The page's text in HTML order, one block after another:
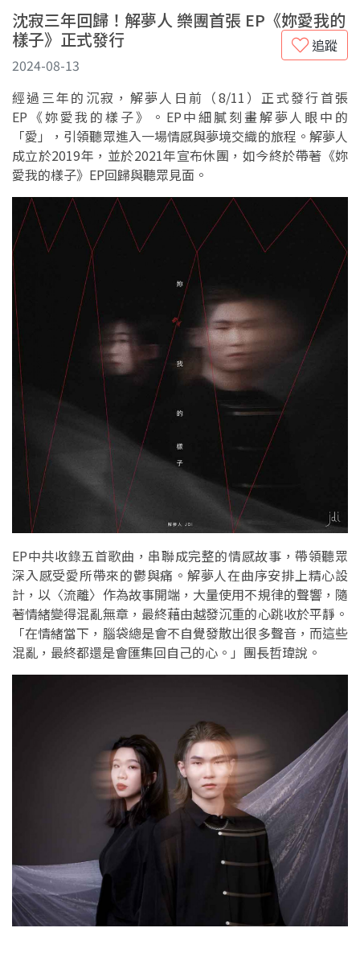
沈寂三年回歸！解夢人 樂團首張 EP《妳愛我的
樣子》正式發行
追蹤
2024-08-13
經過三年的沉寂，解夢人日前（8/11）正式發行首張
EP《妳愛我的樣子》。EP中細膩刻畫解夢人眼中的
「愛」，引領聽眾進入一場情感與夢境交織的旅程。解夢人
成立於2019年，並於2021年宣布休團，如今終於帶著《妳
愛我的樣子》EP回歸與聽眾見面。
EP中共收錄五首歌曲，串聯成完整的情感故事，帶領聽眾
深入感受愛所帶來的鬱與痛。解夢人在曲序安排上精心設
計，以〈流離〉作為故事開端，大量使用不規律的聲響，隨
著情緒變得混亂無章，最終藉由越發沉重的心跳收於平靜。
「在情緒當下，腦袋總是會不自覺發散出很多聲音，而這些
混亂，最終都還是會匯集回自己的心。」團長哲瑋說。